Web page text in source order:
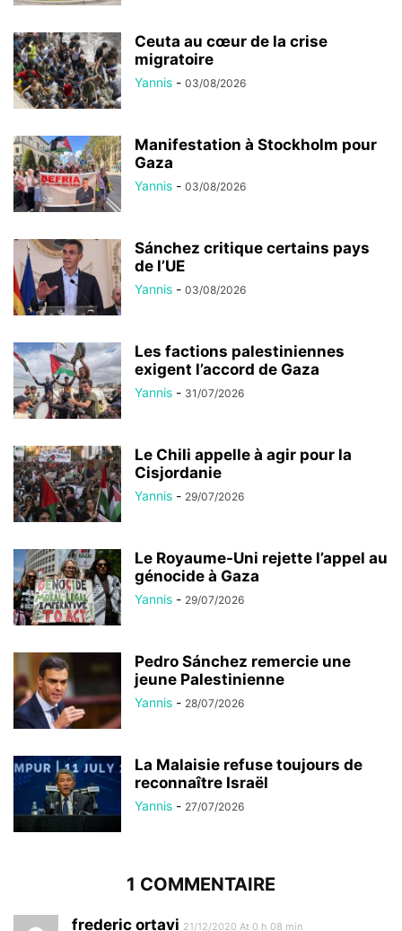
Ceuta au cœur de la crise
migratoire
Yannis - 03/08/2026
Manifestation à Stockholm pour
Gaza
Yannis - 03/08/2026
Sánchez critique certains pays
de l’UE
Yannis - 03/08/2026
Les factions palestiniennes
exigent l’accord de Gaza
Yannis - 31/07/2026
Le Chili appelle à agir pour la
Cisjordanie
Yannis - 29/07/2026
Le Royaume-Uni rejette l’appel au
génocide à Gaza
Yannis - 29/07/2026
Pedro Sánchez remercie une
jeune Palestinienne
Yannis - 28/07/2026
La Malaisie refuse toujours de
reconnaître Israël
Yannis - 27/07/2026
1 COMMENTAIRE
frederic ortavi 21/12/2020 At 0 h 08 min